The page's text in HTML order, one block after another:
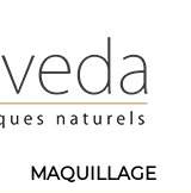
MAQUILLAGE